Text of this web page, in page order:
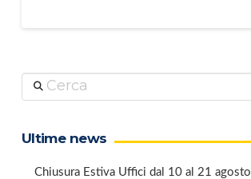
Cerca
Ultime news
Chiusura Estiva Uffici dal 10 al 21 agosto